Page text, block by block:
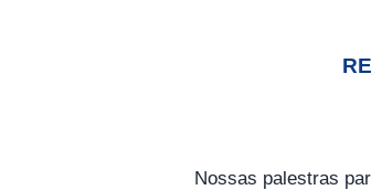
Nossas palestras